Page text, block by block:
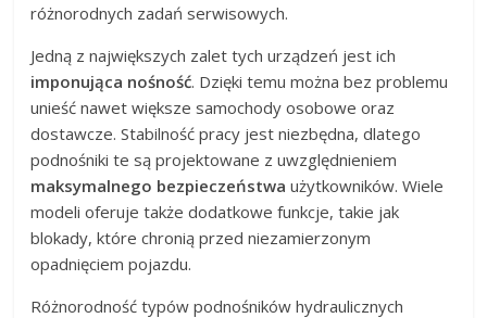
różnorodnych zadań serwisowych.
Jedną z największych zalet tych urządzeń jest ich
imponująca nośność. Dzięki temu można bez problemu
unieść nawet większe samochody osobowe oraz
dostawcze. Stabilność pracy jest niezbędna, dlatego
podnośniki te są projektowane z uwzględnieniem
maksymalnego bezpieczeństwa użytkowników. Wiele
modeli oferuje także dodatkowe funkcje, takie jak
blokady, które chronią przed niezamierzonym
opadnięciem pojazdu.
Różnorodność typów podnośników hydraulicznych